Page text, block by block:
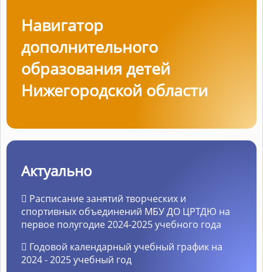
Навигатор
дополнительного
образования детей
Нижегородской области
Актуально
Расписание занятий творческих и
спортивных объединений МБУ ДО ЦРТДЮ на
первое полугодие 2024-2025 учебного года
Годовой календарный учебный график на
2024 - 2025 учебный год